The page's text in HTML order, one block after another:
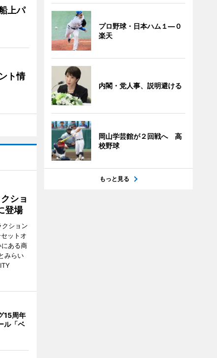
上パ
ト情
ショ
登場
クション
ットオ
ある商
みらい
15周年
ル「ベ
プロ野球・日本ハム１―０
楽天
内閣・党人事、説明避ける
岡山学芸館が２回戦へ 高
校野球
もっと見る